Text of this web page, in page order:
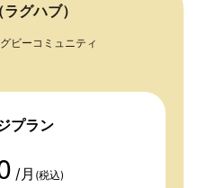
グハブ）
ビーコミュニティ
プラン
/月 (税込)